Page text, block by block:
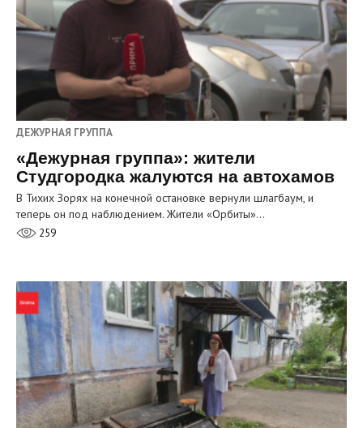
ДЕЖУРНАЯ ГРУППА
«Дежурная группа»: жители
Студгородка жалуются на автохамов
В Тихих Зорях на конечной остановке вернули шлагбаум, и
теперь он под наблюдением. Жители «Орбиты»…
259